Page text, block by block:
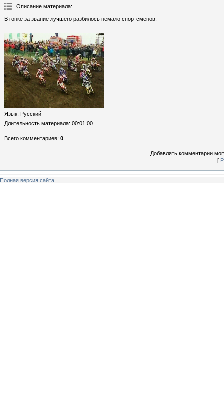
Описание материала:
В гонке за звание лучшего разбилось немало спортсменов.
Язык: Русский
Длительность материала: 00:01:00
Всего комментариев: 0
Добавлять комментарии
[
Полная версия сайта